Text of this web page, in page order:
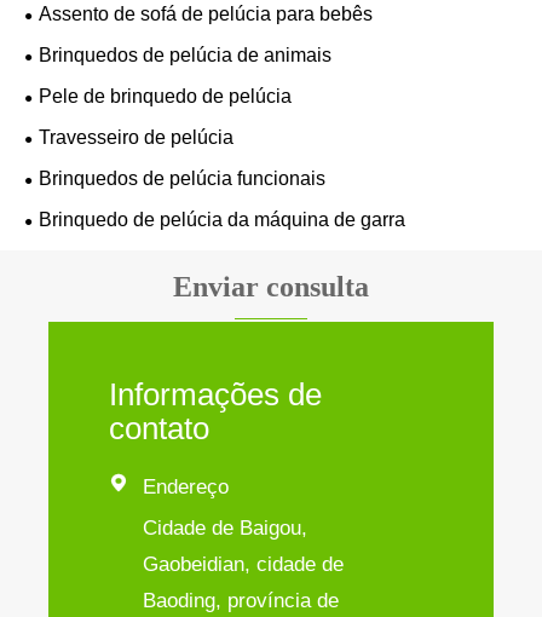
Assento de sofá de pelúcia para bebês
Brinquedos de pelúcia de animais
Pele de brinquedo de pelúcia
Travesseiro de pelúcia
Brinquedos de pelúcia funcionais
Brinquedo de pelúcia da máquina de garra
Enviar consulta
Informações de
contato

Endereço
Cidade de Baigou,
Gaobeidian, cidade de
Baoding, província de